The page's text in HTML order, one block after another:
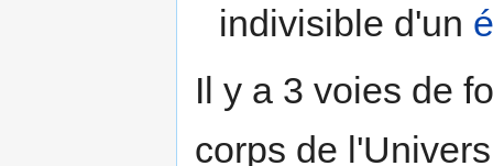
indivisible d'un
Il y a 3 voies de
corps de